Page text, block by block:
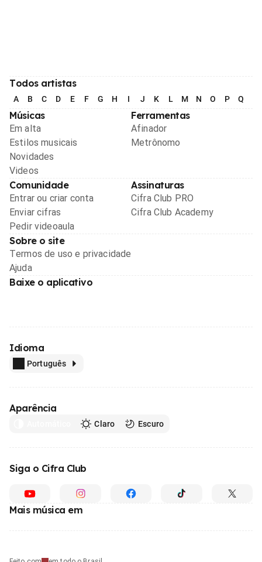
Todos artistas
A B C D E F G H I J K L M N O P Q
Músicas
Em alta
Estilos musicais
Novidades
Videos
Ferramentas
Afinador
Metrônomo
Comunidade
Entrar ou criar conta
Enviar cifras
Pedir videoaula
Assinaturas
Cifra Club PRO
Cifra Club Academy
Sobre o site
Termos de uso e privacidade
Ajuda
Baixe o aplicativo
Idioma
Português
Aparência
Claro Escuro
Siga o Cifra Club
Mais música em